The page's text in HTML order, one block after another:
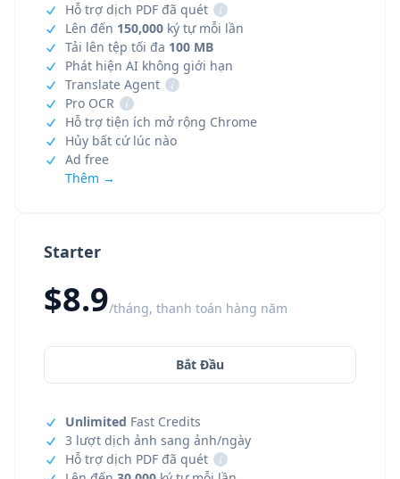
Starter
$8.9/tháng, thanh toán hàng năm
Bắt Đầu
Unlimited Fast Credits
3 lượt dịch ảnh sang ảnh/ngày
Hỗ trợ dịch PDF đã quét
i
Hỗ trợ dịch PDF đã quét
i
Lên đến 150,000 ký tự mỗi lần
Tải lên tệp tối đa 100 MB
Phát hiện AI không giới hạn
Translate Agent
i
Pro OCR
i
Hỗ trợ tiện ích mở rộng Chrome
Hủy bất cứ lúc nào
Ad free
Thêm →